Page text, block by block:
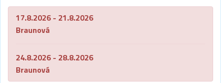
17.8.2026 - 21.8.2026
Braunová
24.8.2026 - 28.8.2026
Braunová